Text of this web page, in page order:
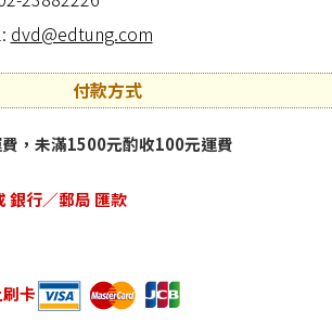
dvd@edtung.com
付款方式
，未滿1500元酌收100元運費
銀行／郵局 匯款
卡